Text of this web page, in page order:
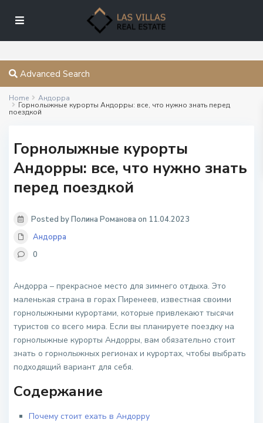
Advanced Search
Home Андорра
Горнолыжные курорты Андорры: все, что нужно знать перед
поездкой
Горнолыжные курорты
Андорры: все, что нужно знать
перед поездкой
Posted by Полина Романова on 11.04.2023
Андорра
0
Андорра – прекрасное место для зимнего отдыха. Это
маленькая страна в горах Пиренеев, известная своими
горнолыжными курортами, которые привлекают тысячи
туристов со всего мира. Если вы планируете поездку на
горнолыжные курорты Андорры, вам обязательно стоит
знать о горнолыжных регионах и курортах, чтобы выбрать
подходящий вариант для себя.
Содержание
Почему стоит ехать в Андорру